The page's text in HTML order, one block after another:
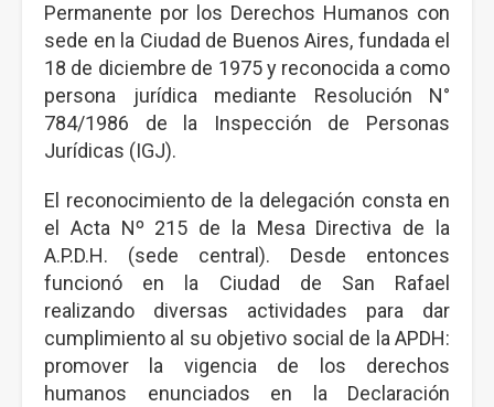
Permanente por los Derechos Humanos con
sede en la Ciudad de Buenos Aires, fundada el
18 de diciembre de 1975 y reconocida a como
persona jurídica mediante Resolución N°
784/1986 de la Inspección de Personas
Jurídicas (IGJ).
El reconocimiento de la delegación consta en
el Acta Nº 215 de la Mesa Directiva de la
A.P.D.H. (sede central). Desde entonces
funcionó en la Ciudad de San Rafael
realizando diversas actividades para dar
cumplimiento al su objetivo social de la APDH:
promover la vigencia de los derechos
humanos enunciados en la Declaración